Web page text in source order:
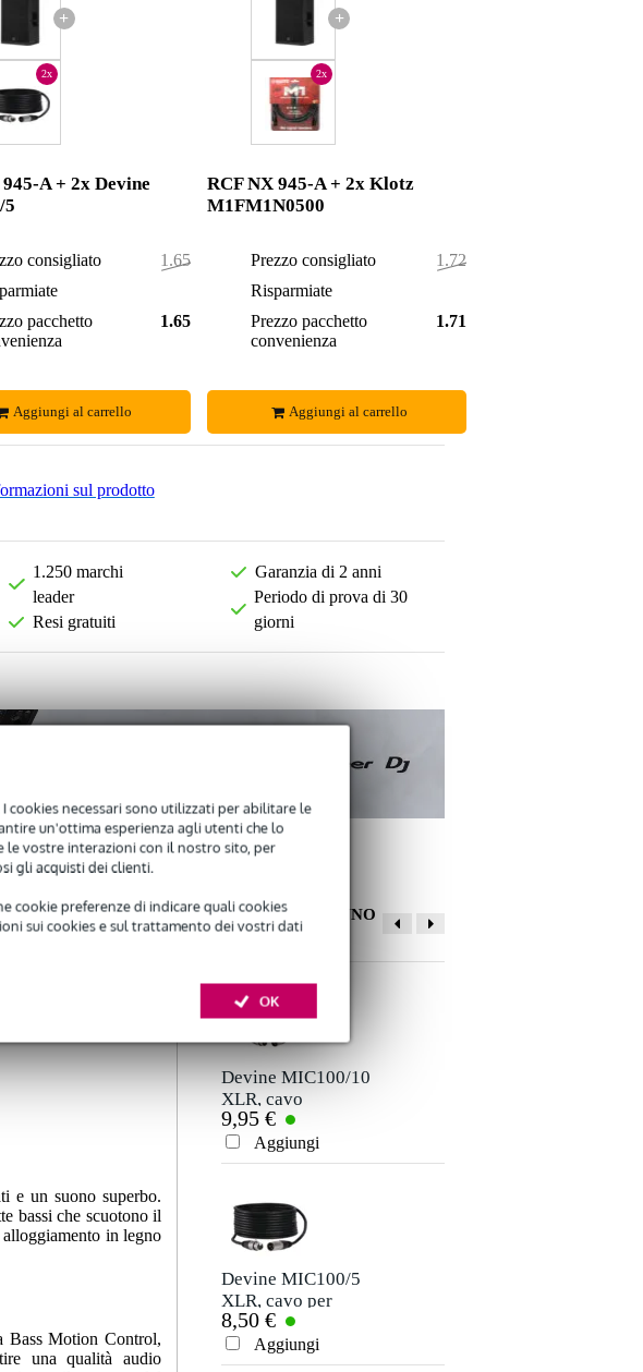
cookies necessari sono utilizzati per abilitare le
un'ottima esperienza agli utenti che lo
le vostre interazioni con il nostro sito, per
gli acquisti dei clienti.
cookie preferenze di indicare quali cookies
sui cookies e sul trattamento dei vostri dati
OK
+
2x
A + 2x Devine
5
consigliato
1.656,00 €
pacchetto
1.653,00 €
Aggiungi al carrello
+
2x
RCF NX 945-A + 2x Klotz
M1FM1N0500
Prezzo consigliato
1.725,00 €
Risparmiate
Prezzo pacchetto
convenienza
1.718,00 €
Aggiungi al carrello
sul prodotto
1.250 marchi
leader
Resi gratuiti
Garanzia di 2 anni
Periodo di prova di 30
giorni
e un suono superbo.
bassi che scuotono il
in legno
Bass Motion Control,
una qualità audio
ALTRI CLIENTI HANNO
COMPRATO ANCHE
Devine MIC100/10
XLR, cavo
microfono e
segnale, 10 m
9,95 €
Aggiungi
Devine MIC100/5
XLR, cavo per
microfono e
segnale, 5 m
8,50 €
Aggiungi